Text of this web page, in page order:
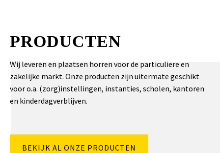
PRODUCTEN
Wij leveren en plaatsen horren voor de particuliere en
zakelijke markt. Onze producten zijn uitermate geschikt
voor o.a. (zorg)instellingen, instanties, scholen, kantoren
en kinderdagverblijven.
BEKIJK AL ONZE PRODUCTEN